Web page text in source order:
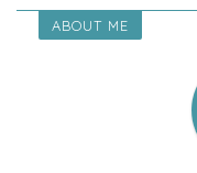
ABOUT ME